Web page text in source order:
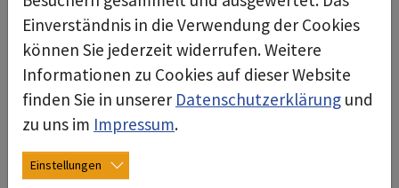
tragen zur Sicherheit in kontaminierten
Arbeitsumgebungen bei.
Die Produktpalette umfasst Modelle mit
speziellen Filtrationssystemen, die gefährliche
Partikel sicher erfassen. Die Sauger sind robust,
mobil und benutzerfreundlich, ideal für
anspruchsvolle Einsatzbedingungen.
Einverständnis in die Verwendung der Cookies
können Sie jederzeit widerrufen. Weitere
Informationen zu Cookies auf dieser Website
finden Sie in unserer Datenschutzerklärung und
zu uns im Impressum.
Einstellungen